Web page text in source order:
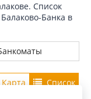
Список
Банка в
телефоны,
Карта Список